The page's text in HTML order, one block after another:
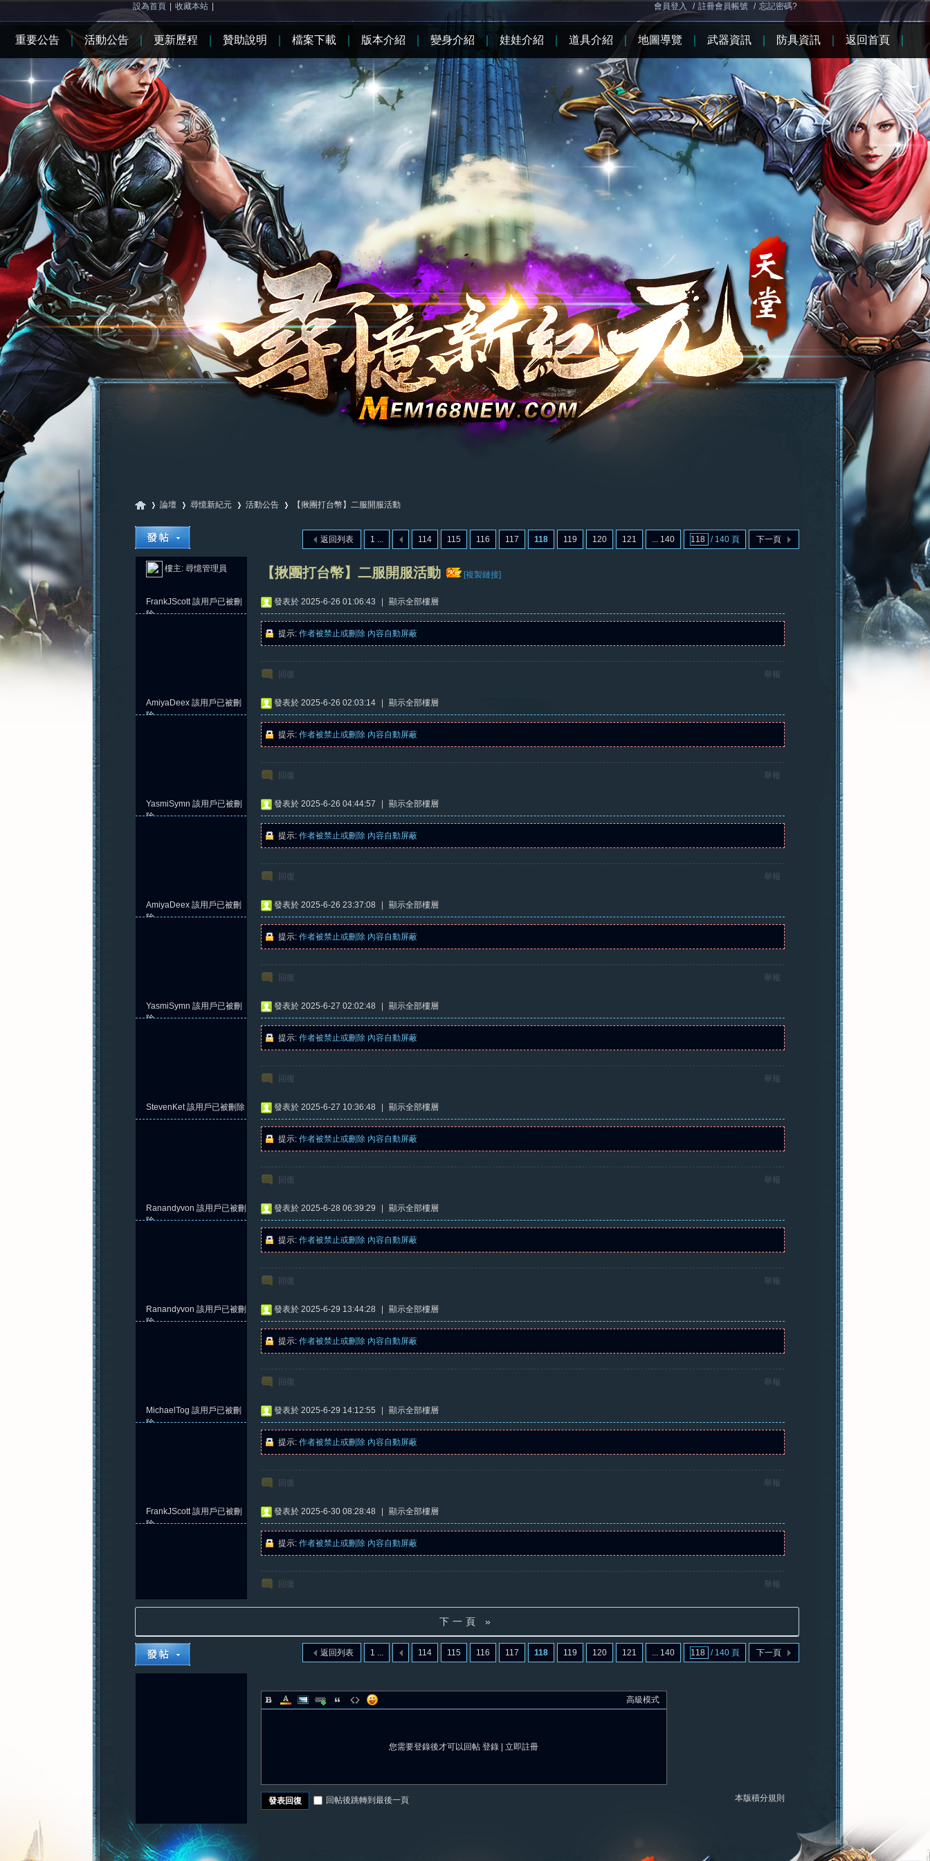
設為首頁 收藏本站 會員登入 / 註冊會員帳號 / 忘記密碼?
元
»
論壇
›
尋憶新紀元 活動公告
›
【揪團打台幣】二服開服活動
1 ... 114 115 116 117 118 119 120 121 ... 140 / 140 頁 下一頁
返回列表
樓主: 尋憶管理員 【揪團打台幣】二服開服活動 [複製鏈接]
FrankJScott該用戶已被刪
除
發表於 2025-6-26 01:06:43 顯示全部樓層
提示: 作者被禁止或刪除 內容自動屏蔽
回復 舉報
AmiyaDeex 該用戶已被刪
除
發表於 2025-6-26 02:03:14 顯示全部樓層
提示: 作者被禁止或刪除 內容自動屏蔽
回復 舉報
YasmiSymn 該用戶已被刪
除
發表於 2025-6-26 04:44:57 顯示全部樓層
提示: 作者被禁止或刪除 內容自動屏蔽
回復 舉報
AmiyaDeex 該用戶已被刪
除
發表於 2025-6-26 23:37:08 顯示全部樓層
提示: 作者被禁止或刪除 內容自動屏蔽
回復 舉報
YasmiSymn 該用戶已被刪
除
發表於 2025-6-27 02:02:48 顯示全部樓層
提示: 作者被禁止或刪除 內容自動屏蔽
回復 舉報
StevenKet該用戶已被刪除 發表於 2025-6-27 10:36:48 顯示全部樓層
提示: 作者被禁止或刪除 內容自動屏蔽
回復 舉報
Ranandyvon 該用戶已被刪
除
發表於 2025-6-28 06:39:29 顯示全部樓層
提示: 作者被禁止或刪除 內容自動屏蔽
回復 舉報
Ranandyvon 該用戶已被刪
除
發表於 2025-6-29 13:44:28 顯示全部樓層
提示: 作者被禁止或刪除 內容自動屏蔽
回復 舉報
MichaelTog 該用戶已被刪
除
發表於 2025-6-29 14:12:55 顯示全部樓層
提示: 作者被禁止或刪除 內容自動屏蔽
回復 舉報
FrankJScott該用戶已被刪
除
發表於 2025-6-30 08:28:48 顯示全部樓層
提示: 作者被禁止或刪除 內容自動屏蔽
回復 舉報
下一頁 »
1 ... 114 115 116 117 118 119 120 121 ... 140 / 140 頁 下一頁
返回列表
高級模式
您需要登錄後才可以回帖 登錄 立即註冊
本版積分規則
發表回復 回帖後跳轉到最後一頁